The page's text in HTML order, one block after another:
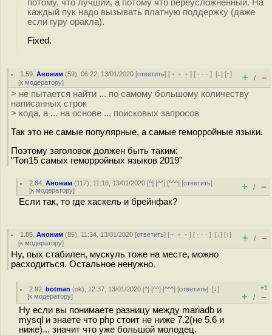
потому, что лучший, а потому что переусложненный. На
каждый пук надо вызывать платную поддержку (даже
если гуру оракла).
Fixed.
1.59 ,Аноним (59), 06:22, 13/01/2020 [ответить] [ ﹢﹢﹢] [ · · ·][↓] [↑]
[к модератору] + / –
> не пытается найти ... по самому большому количеству
написанных строк
> кода, а ... на основе ... поисковых запросов
Так это не самые популярные, а самые геморройные языки.
Поэтому заголовок должен быть таким:
"Топ15 самых геморройных языков 2019"
2.84 ,Аноним (117), 11:16, 13/01/2020 [^] [^^] [^^^] [ответить]
[к модератору] + / –
Если так, то где хаскель и брейнфак?
1.85 ,Аноним (85), 11:34, 13/01/2020 [ответить] [ ﹢﹢﹢] [ · · ·][↓] [↑]
[к модератору] + / –
Ну, пых стабилен, мускуль тоже на месте, можно
расходиться. Остальное ненужно.
2.92 ,botman (ok), 12:37, 13/01/2020 [^] [^^] [^^^] [ответить][↓]
[к модератору]
+1
+ / –
Ну если вы понимаете разницу между mariadb и
mysql и знаете что php стоит не ниже 7.2(не 5.6 и
ниже)... значит что уже большой молодец.